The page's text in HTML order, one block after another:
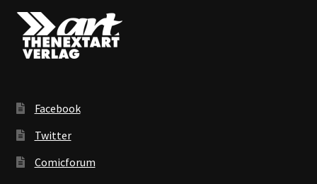
Facebook
Twitter
Comicforum